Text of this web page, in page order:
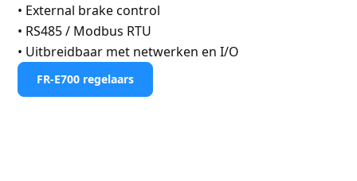
• External brake control
• RS485 / Modbus RTU
• Uitbreidbaar met netwerken en I/O
FR-E700 regelaars